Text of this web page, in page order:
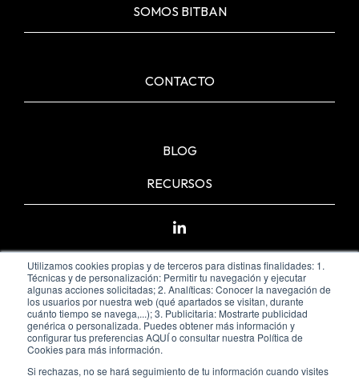
Utilizamos cookies propias y de terceros para distinas finalidades: 1.
Técnicas y de personalización: Permitir tu navegación y ejecutar
algunas acciones solicitadas; 2. Analíticas: Conocer la navegación de
los usuarios por nuestra web (qué apartados se visitan, durante
cuánto tiempo se navega,...); 3. Publicitaria: Mostrarte publicidad
genérica o personalizada. Puedes obtener más información y
configurar tus preferencias AQUÍ o consultar nuestra Política de
Cookies para más información.
Si rechazas, no se hará seguimiento de tu información cuando visites
SOMOS BITBAN
CONTACTO
BLOG
RECURSOS